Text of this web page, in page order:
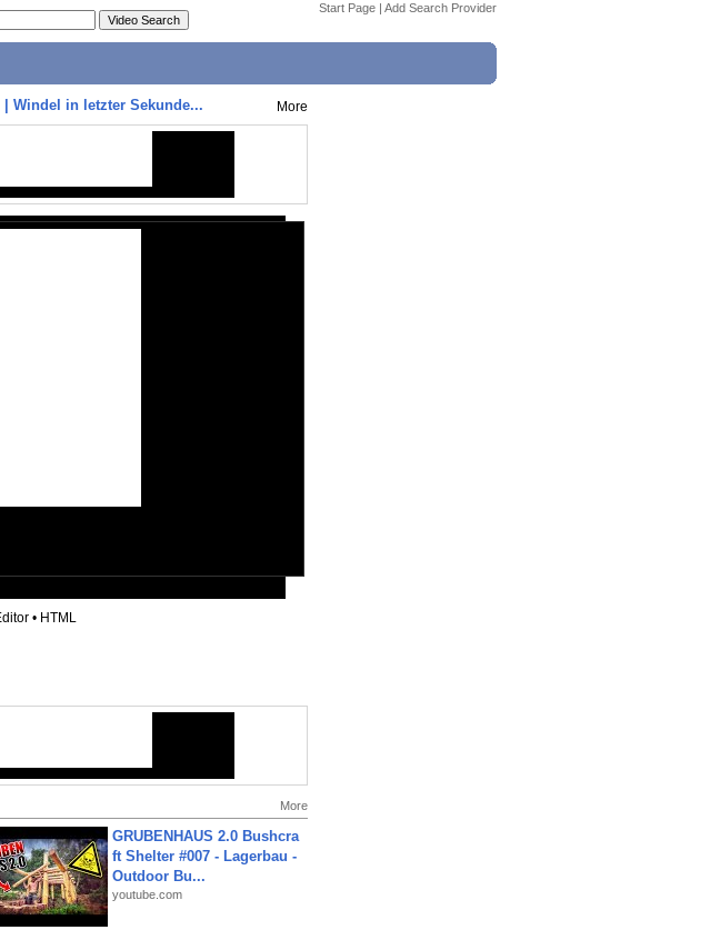
Start Page | Add Search Provider
Windel in letzter Sekunde... More
• HTML
More
GRUBENHAUS 2.0 Bushcra
ft Shelter #007 - Lagerbau -
Outdoor Bu...
youtube.com